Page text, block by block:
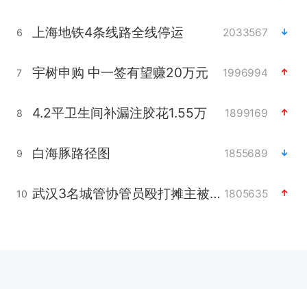
6 上海地铁4条线路全线停运 2033567
7 宇树申购 中一签有望赚20万元 1996994
8 4.2平卫生间补漏注胶花1.55万 1899169
9 白海豚路径图 1855689
10 武汉3名城管协管员殴打摊主被刑拘 1805635